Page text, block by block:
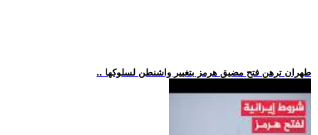
.. طهران ترهن فتح مضيق هرمز بتغيير واشنطن لسلوكها